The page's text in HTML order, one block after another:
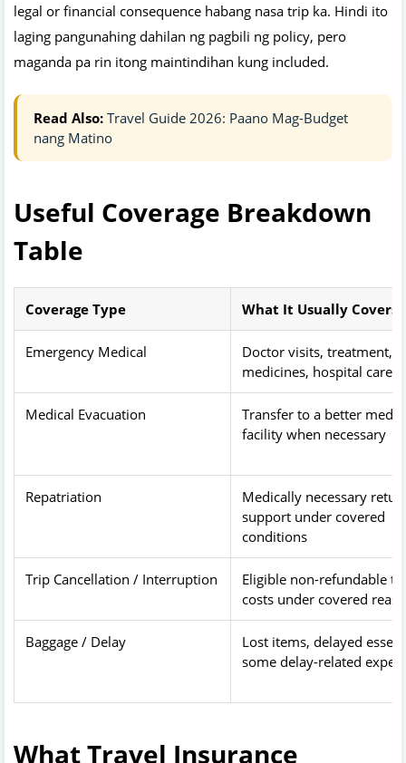
legal or financial consequence habang nasa trip ka. Hindi ito
laging pangunahing dahilan ng pagbili ng policy, pero
maganda pa rin itong maintindihan kung included.
Read Also: Travel Guide 2026: Paano Mag-Budget
nang Matino
Useful Coverage Breakdown
Table
Coverage Type What It Usually Covers
Emergency Medical
Doctor visits, treatment,
medicines, hospital care
Medical Evacuation
Transfer to a better
facility when necessary
Repatriation
Medically necessary
support under covered
conditions
Trip Cancellation / Interruption
Eligible non-refundable
costs under covered
Baggage / Delay
Lost items, delayed
some delay-related
What Travel Insurance